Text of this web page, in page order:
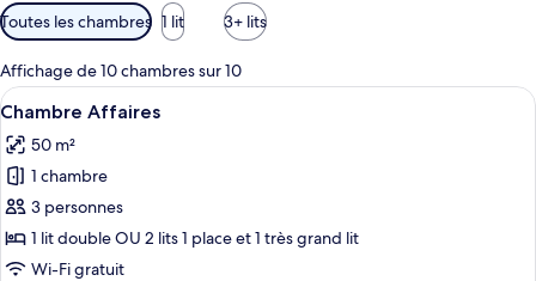
Filtres
disponibles
pour
les
chambres
Toutes les chambres 1 lit 3+ lits
Affichage de 10 chambres sur 10
Afficher
toutes
les
photos
pour
ce
type
Une chambre d’hôtel avec deux lits,
3
Chambre Affaires
50 m²
1 chambre
3 personnes
1 lit double OU 2 lits 1 place et 1 très grand lit
Wi-Fi gratuit